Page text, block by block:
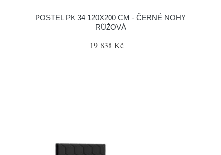
POSTEL PK 34 120X200 CM - ČERNÉ NOHY
RŮŽOVÁ
19 838 Kč